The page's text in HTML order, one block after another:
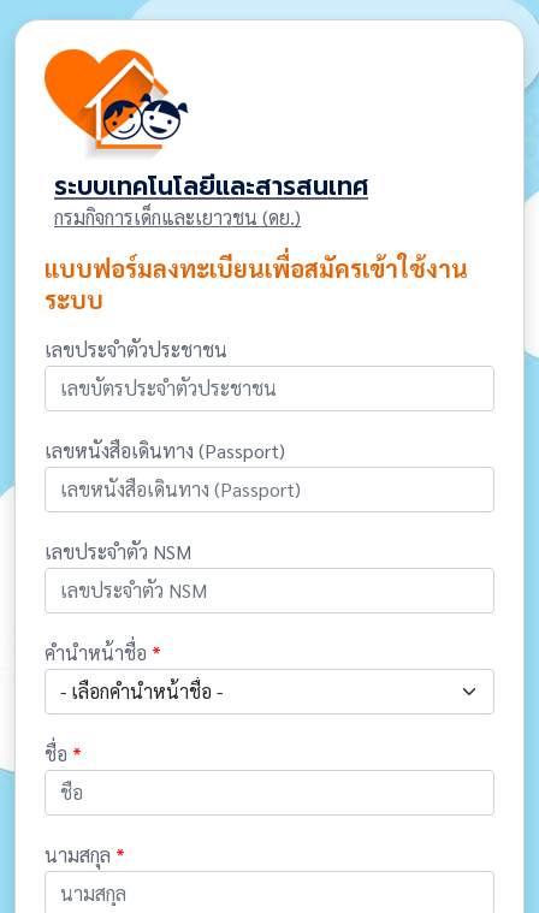
ระบบเทคโนโลยีและสารสนเทศ
กรมกิจการเด็กและเยาวชน (ดย.)
แบบฟอร์มลงทะเบียนเพื่อสมัครเข้าใช้งาน
ระบบ
เลขประจำตัวประชาชน
เลขหนังสือเดินทาง (Passport)
เลขประจำตัว NSM
คำนำหน้าชื่อ *
- เลือกคำนำหน้าชื่อ -
ชื่อ *
นามสกุล *